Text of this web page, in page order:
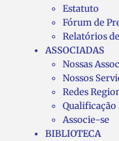
Estatuto
Fórum de
Relatórios
ASSOCIADAS
Nossas
Nossos
Redes
Qualificação
Associe-se
BIBLIOTECA